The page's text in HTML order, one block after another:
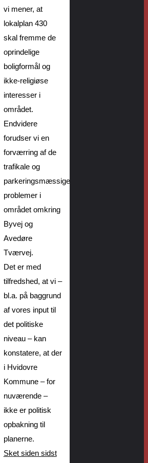
vi mener, at
lokalplan 430
skal fremme de
oprindelige
boligformål og
ikke-religiøse
interesser i
området.
Endvidere
forudser vi en
forværring af de
trafikale og
parkeringsmæssige
problemer i
området omkring
Byvej og
Avedøre
Tværvej.
Det er med
tilfredshed, at vi –
bl.a. på baggrund
af vores input til
det politiske
niveau – kan
konstatere, at der
i Hvidovre
Kommune – for
nuværende –
ikke er politisk
opbakning til
planerne.
Sket siden sidst